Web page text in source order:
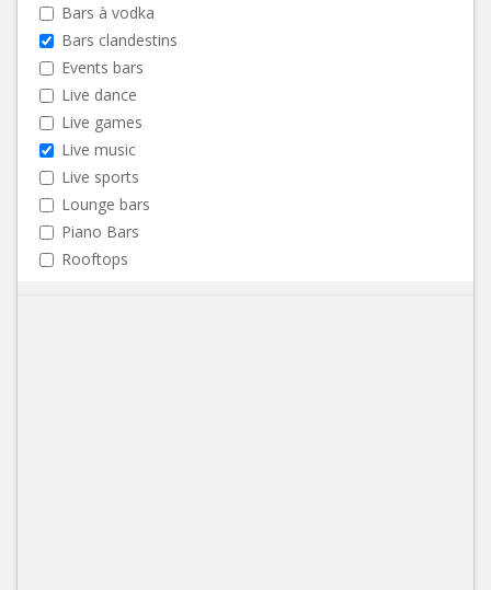
Bars à vodka
Bars clandestins
Events bars
Live dance
Live games
Live music
Live sports
Lounge bars
Piano Bars
Rooftops